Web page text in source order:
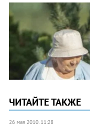
ЧИТАЙТЕ ТАКЖЕ
26 мая 2010, 11:28